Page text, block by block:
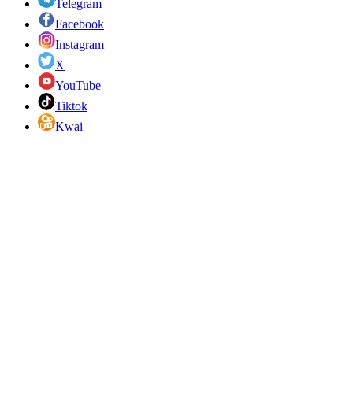
Telegram
Facebook
Instagram
X
YouTube
Tiktok
Kwai